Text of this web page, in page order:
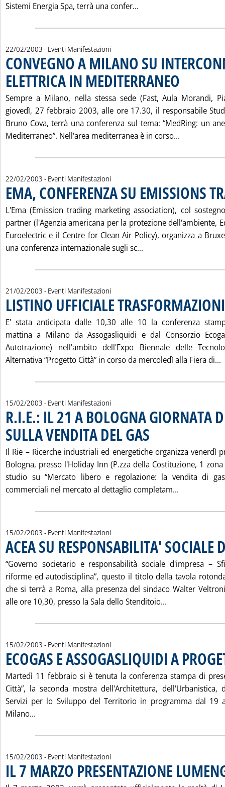
Sistemi Energia Spa, terrà una confer...
22/02/2003 - Eventi Manifestazioni
CONVEGNO A MILANO SU
ELETTRICA IN MEDITERRANEO
Sempre a Milano, nella stessa sede (Fast, Aula Morandi,
giovedì, 27 febbraio 2003, alle ore 17.30, il responsabile
Bruno Cova, terrà una conferenza sul tema: “MedRing: un
Mediterraneo”. Nell'area mediterranea è in corso...
22/02/2003 - Eventi Manifestazioni
EMA, CONFERENZA SU EMISSIONS
L'Ema (Emission trading marketing association), col
partner (l'Agenzia americana per la protezione dell'ambiente,
Euroelectric e il Centre for Clean Air Policy), organizza a
una conferenza internazionale sugli sc...
21/02/2003 - Eventi Manifestazioni
LISTINO UFFICIALE
E' stata anticipata dalle 10,30 alle 10 la conferenza
mattina a Milano da Assogasliquidi e dal Consorzio
Autotrazione) nell'ambito dell'Expo Biennale delle
Alternativa “Progetto Città” in corso da mercoledì alla Fiera di...
15/02/2003 - Eventi Manifestazioni
R.I.E.: IL 21 A BOLOGNA GIORNATA
SULLA VENDITA DEL GAS
Il Rie – Ricerche industriali ed energetiche organizza venerdì
Bologna, presso l'Holiday Inn (P.zza della Costituzione, 1
studio su “Mercato libero e regolazione: la vendita di
commerciali nel mercato al dettaglio completam...
15/02/2003 - Eventi Manifestazioni
ACEA SU RESPONSABILITA' SOCIALE
“Governo societario e responsabilità sociale d'impresa –
riforme ed autodisciplina”, questo il titolo della tavola
che si terrà a Roma, alla presenza del sindaco Walter
alle ore 10,30, presso la Sala dello Stenditoio...
15/02/2003 - Eventi Manifestazioni
ECOGAS E ASSOGASLIQUIDI A
Martedì 11 febbraio si è tenuta la conferenza stampa di
Città”, la seconda mostra dell'Architettura, dell'Urbanistica,
Servizi per lo Sviluppo del Territorio in programma dal 19
Milano...
15/02/2003 - Eventi Manifestazioni
IL 7 MARZO PRESENTAZIONE